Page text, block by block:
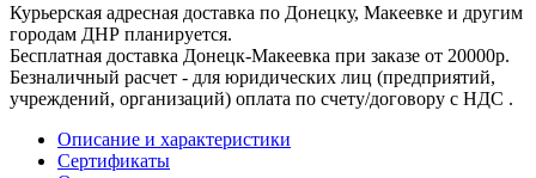
Курьерская адресная доставка по Донецку, Макеевке и другим
городам ДНР планируется.
Бесплатная доставка Донецк-Макеевка при заказе от 20000р.
Безналичный расчет - для юридических лиц (предприятий,
учреждений, организаций) оплата по счету/договору с НДС .
Описание и характеристики
Сертификаты